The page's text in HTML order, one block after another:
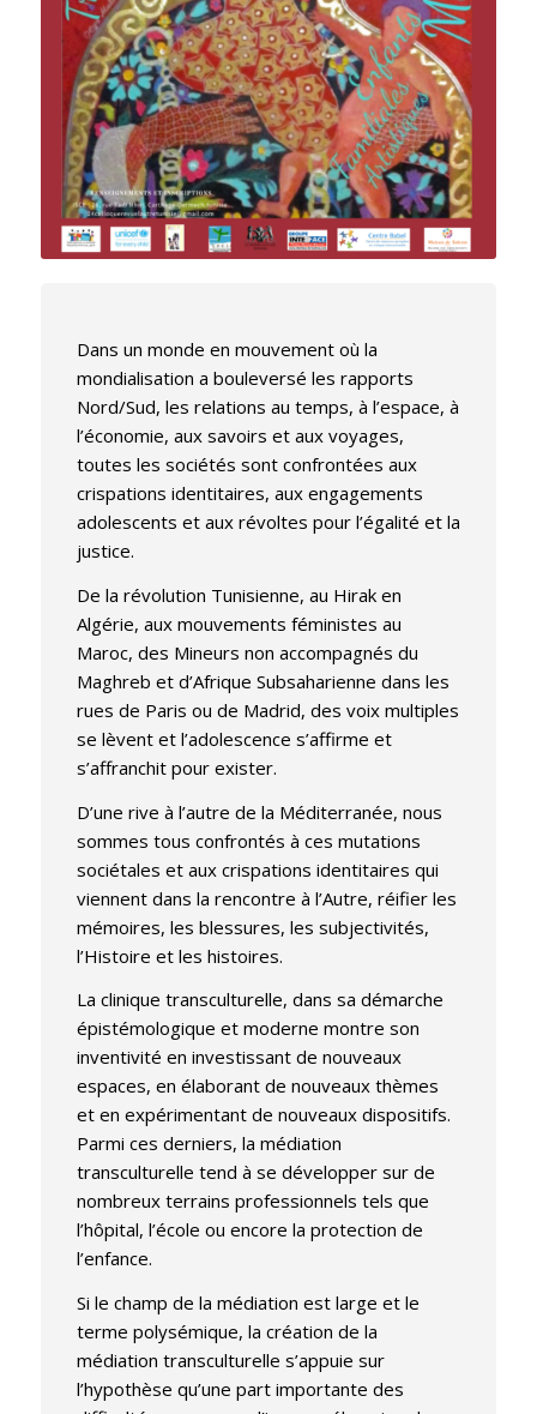
Dans un monde en mouvement où la
mondialisation a bouleversé les rapports
Nord/Sud, les relations au temps, à l’espace, à
l’économie, aux savoirs et aux voyages,
toutes les sociétés sont confrontées aux
crispations identitaires, aux engagements
adolescents et aux révoltes pour l’égalité et la
justice.
De la révolution Tunisienne, au Hirak en
Algérie, aux mouvements féministes au
Maroc, des Mineurs non accompagnés du
Maghreb et d’Afrique Subsaharienne dans les
rues de Paris ou de Madrid, des voix multiples
se lèvent et l’adolescence s’affirme et
s’affranchit pour exister.
D’une rive à l’autre de la Méditerranée, nous
sommes tous confrontés à ces mutations
sociétales et aux crispations identitaires qui
viennent dans la rencontre à l’Autre, réifier les
mémoires, les blessures, les subjectivités,
l’Histoire et les histoires.
La clinique transculturelle, dans sa démarche
épistémologique et moderne montre son
inventivité en investissant de nouveaux
espaces, en élaborant de nouveaux thèmes
et en expérimentant de nouveaux dispositifs.
Parmi ces derniers, la médiation
transculturelle tend à se développer sur de
nombreux terrains professionnels tels que
l’hôpital, l’école ou encore la protection de
l’enfance.
Si le champ de la médiation est large et le
terme polysémique, la création de la
médiation transculturelle s’appuie sur
l’hypothèse qu’une part importante des